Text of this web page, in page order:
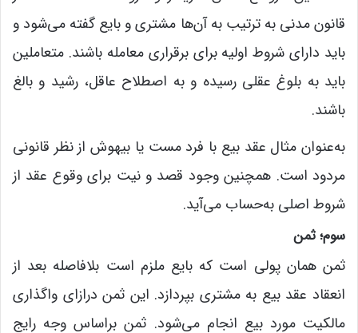
قانون مدنی به ترتیب به آن‌ها مشتری و بایع گفته می‌شود و
باید دارای شروط اولیه برای برقراری معامله باشند. متعاملین
باید به بلوغ عقلی رسیده و به اصطلاح عاقل، رشید و بالغ
باشند.
به‌عنوان مثال عقد بیع با فرد مست یا بیهوش از نظر قانونی
مردود است. همچنین وجود قصد و نیت برای وقوع عقد از
شروط اصلی به‌حساب می‌آید.
سوم؛ ثمن
ثمن همان پولی است که بایع ملزم است بلافاصله بعد از
انعقاد عقد بیع به مشتری بپردازد. این ثمن درازای واگذاری
مالکیت مورد بیع انجام می‌شود. ثمن براساس وجه رایج